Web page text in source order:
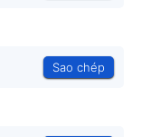
Sao chép